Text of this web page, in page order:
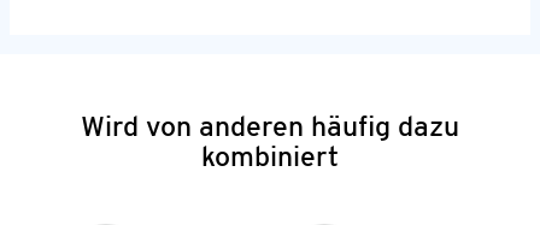
Wird von anderen häufig dazu
kombiniert